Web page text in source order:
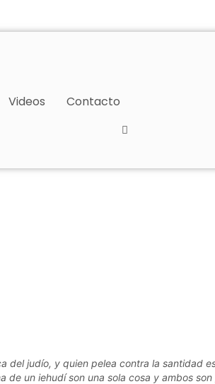
Videos Contacto
judío, y quien pelea contra la santidad
un iehudí son una sola cosa y ambos